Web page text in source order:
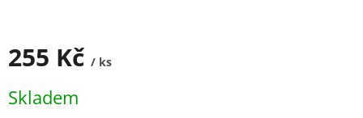
255 Kč / ks
cena:
Skladem